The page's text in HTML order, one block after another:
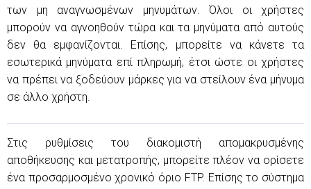
των μη αναγνωσμένων μηνυμάτων. Όλοι οι χρήστες
μπορούν να αγνοηθούν τώρα και τα μηνύματα από αυτούς
δεν θα εμφανίζονται. Επίσης, μπορείτε να κάνετε τα
εσωτερικά μηνύματα επί πληρωμή, έτσι ώστε οι χρήστες
να πρέπει να ξοδεύουν μάρκες για να στείλουν ένα μήνυμα
σε άλλο χρήστη.
Στις ρυθμίσεις του διακομιστή απομακρυσμένης
αποθήκευσης και μετατροπής, μπορείτε πλέον να ορίσετε
ένα προσαρμοσμένο χρονικό όριο FTP. Επίσης το σύστημα